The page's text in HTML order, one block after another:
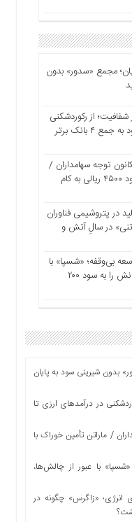
مجمع «سدور» بدون
از رکوردشکنی
در درآمدهای ارزی تا صعود به جمع ۴ بانک برتر
توجه سهامداران /
ماراتن تأمین خوراک با سود ۴۵۰۰ ریالی به کام
پتروشیمی فناوران
در سالِ آتش و
بی‌وقفه؛ «شسپا» با
عبور از چالش‌ها، سهامدارانش را به سود ۲۰۰
بدون شیرینی سود به پایان
در درآمدهای ارزی تا
/ ماراتن تأمین خوراک با
با عبور از چالش‌ها،
«زاگرس» چگونه در